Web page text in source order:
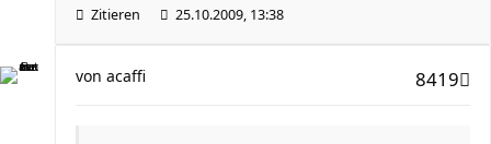
Zitieren 25.10.2009, 13:38
8419
von acaffi